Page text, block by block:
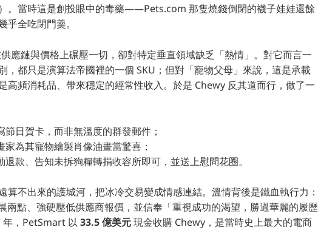
）。當時這是創投眼中的毒藥——Pets.com 那隻燒錢倒閉的襪子娃娃還餘
全吃閉門羹。
應鏈與價格上碾壓一切，卻對特定垂直領域缺乏「熱情」。對它而言一
，都只是演算法帝國裡的一個 SKU；但對「寵物父母」來說，這是承載
高頻消耗品、帶來穩定的經常性收入。於是 Chewy 反其道而行，做了一
日賀卡，而非無溫度的群發郵件；
為其寵物繪製肖像油畫當驚喜；
款、告知未拆狗糧轉捐收容所即可，並送上慰問花圈。
算不出來的護城河，把冰冷交易變成情感連結。溫情背後是鐵血執行力：
兩點、強硬壓低供應商報價，並信奉「重視成功的渴望，勝過華麗的履歷
年，PetSmart 以 33.5 億美元現金收購 Chewy，是當時史上最大的電商